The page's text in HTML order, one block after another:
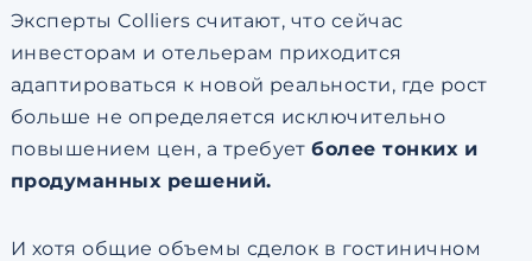
Эксперты Colliers считают, что сейчас
инвесторам и отельерам приходится
адаптироваться к новой реальности, где рост
больше не определяется исключительно
повышением цен, а требуетболее тонких и
продуманных решений.
И хотя общие объемы сделок в гостиничном